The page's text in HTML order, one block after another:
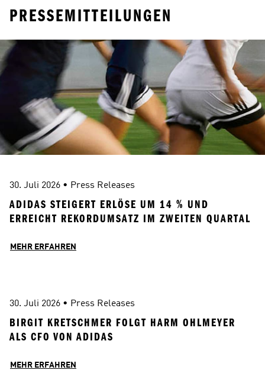
PRESSEMITTEILUNGEN
30. Juli 2026 • Press Releases
ADIDAS STEIGERT ERLÖSE UM 14 % UND
ERREICHT REKORDUMSATZ IM ZWEITEN QUARTAL
MEHR ERFAHREN
30. Juli 2026 • Press Releases
BIRGIT KRETSCHMER FOLGT HARM OHLMEYER
ALS CFO VON ADIDAS
MEHR ERFAHREN